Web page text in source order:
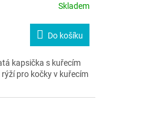
Skladem
Do košíku
kapsička s kuřecím
pro kočky v kuřecím